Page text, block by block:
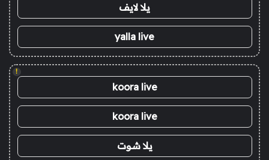
يلا لايف
yalla live
!
koora live
koora live
يلا شوت